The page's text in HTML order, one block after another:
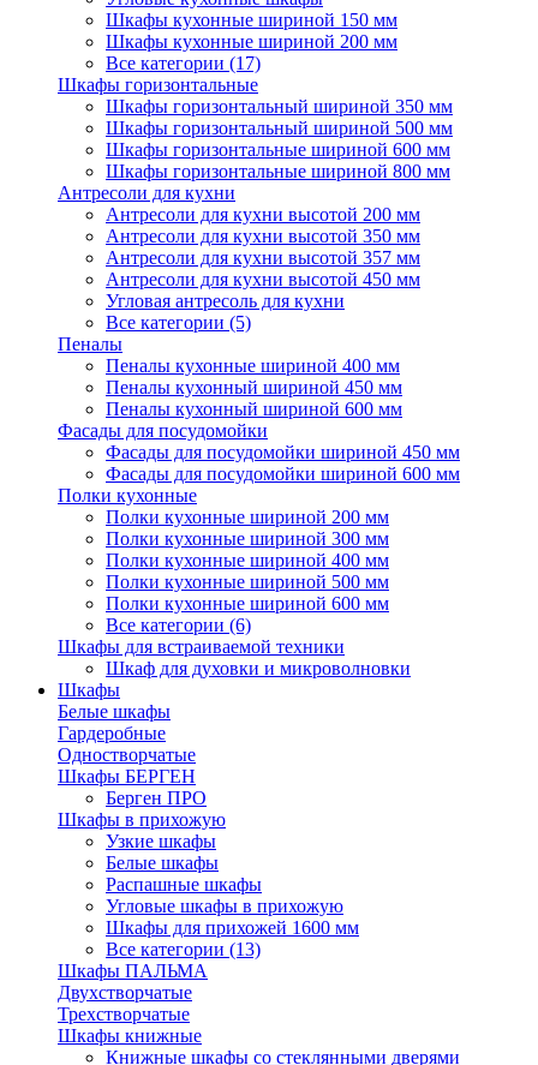
Шкафы кухонные шириной 150 мм
Шкафы кухонные шириной 200 мм
Все категории (17)
Шкафы горизонтальные
Шкафы горизонтальный шириной 350 мм
Шкафы горизонтальный шириной 500 мм
Шкафы горизонтальные шириной 600 мм
Шкафы горизонтальные шириной 800 мм
Антресоли для кухни
Антресоли для кухни высотой 200 мм
Антресоли для кухни высотой 350 мм
Антресоли для кухни высотой 357 мм
Антресоли для кухни высотой 450 мм
Угловая антресоль для кухни
Все категории (5)
Пеналы
Пеналы кухонные шириной 400 мм
Пеналы кухонный шириной 450 мм
Пеналы кухонный шириной 600 мм
Фасады для посудомойки
Фасады для посудомойки шириной 450 мм
Фасады для посудомойки шириной 600 мм
Полки кухонные
Полки кухонные шириной 200 мм
Полки кухонные шириной 300 мм
Полки кухонные шириной 400 мм
Полки кухонные шириной 500 мм
Полки кухонные шириной 600 мм
Все категории (6)
Шкафы для встраиваемой техники
Шкаф для духовки и микроволновки
Шкафы
Белые шкафы
Гардеробные
Одностворчатые
Шкафы БЕРГЕН
Берген ПРО
Шкафы в прихожую
Узкие шкафы
Белые шкафы
Распашные шкафы
Угловые шкафы в прихожую
Шкафы для прихожей 1600 мм
Все категории (13)
Шкафы ПАЛЬМА
Двухстворчатые
Трехстворчатые
Шкафы книжные
Книжные шкафы со стеклянными дверями